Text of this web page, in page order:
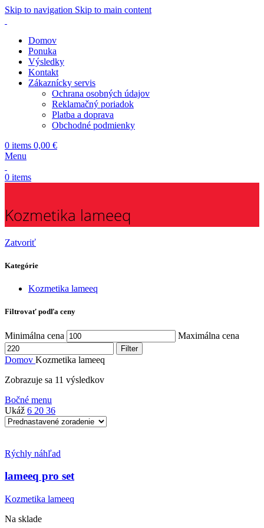
Skip to navigation Skip to main content
Domov
Ponuka
Výsledky
Kontakt
Zákaznícky servis
Ochrana osobných údajov
Reklamačný poriadok
Platba a doprava
Obchodné podmienky
0 items 0,00 €
Menu
0 items
Kozmetika lameeq
Zatvoriť
Kategórie
Kozmetika lameeq
Filtrovať podľa ceny
Minimálna cena Maximálna cena
Filter
Domov Kozmetika lameeq
Zobrazuje sa 11 výsledkov
Bočné menu
Ukáž 6 20 36
Rýchly náhľad
lameeq pro set
Kozmetika lameeq
Na sklade